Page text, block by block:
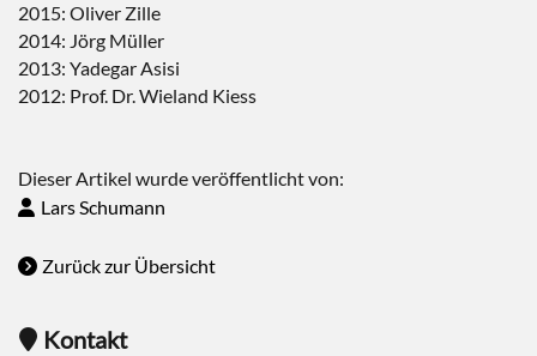
2015: Oliver Zille
2014: Jörg Müller
2013: Yadegar Asisi
2012: Prof. Dr. Wieland Kiess
Dieser Artikel wurde veröffentlicht von:
Lars Schumann
Zurück zur Übersicht
Kontakt